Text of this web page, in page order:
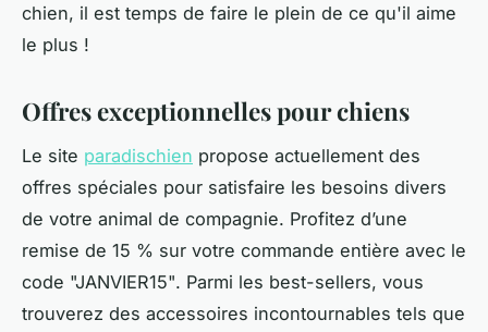
chien, il est temps de faire le plein de ce qu'il aime
le plus !
Offres exceptionnelles pour chiens
Le site paradischien propose actuellement des
offres spéciales pour satisfaire les besoins divers
de votre animal de compagnie. Profitez d’une
remise de 15 % sur votre commande entière avec le
code "JANVIER15". Parmi les best-sellers, vous
trouverez des accessoires incontournables tels que